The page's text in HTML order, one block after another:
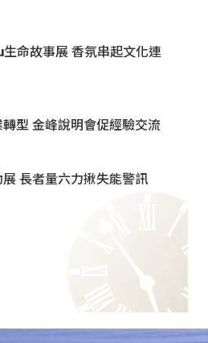
命故事展 香氛串起文化連
型 金峰說明會促經驗交流
長者量六力揪失能警訊